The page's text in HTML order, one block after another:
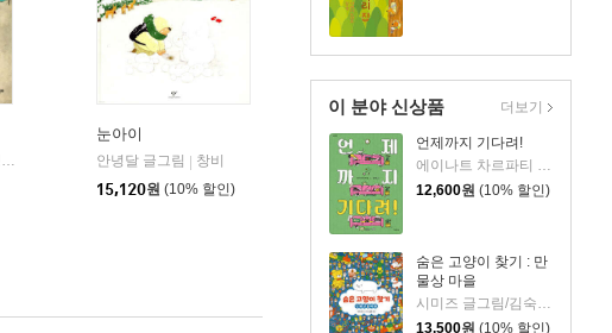
이 분야 신상품
언제까지 기다려!
에이나트 차르파티 글그림/정재원 역
12,600원 (10% 할인)
숨은 고양이 찾기 : 만
물상 마을
시미즈 글그림/김숙 역
13,500원 (10% 할인)
더보기
앙투안 마리 로제 드 생텍쥐페리 저/김화영 역 | 문학동네
눈아이
안녕달 글그림
창비
15,120원 (10% 할인)